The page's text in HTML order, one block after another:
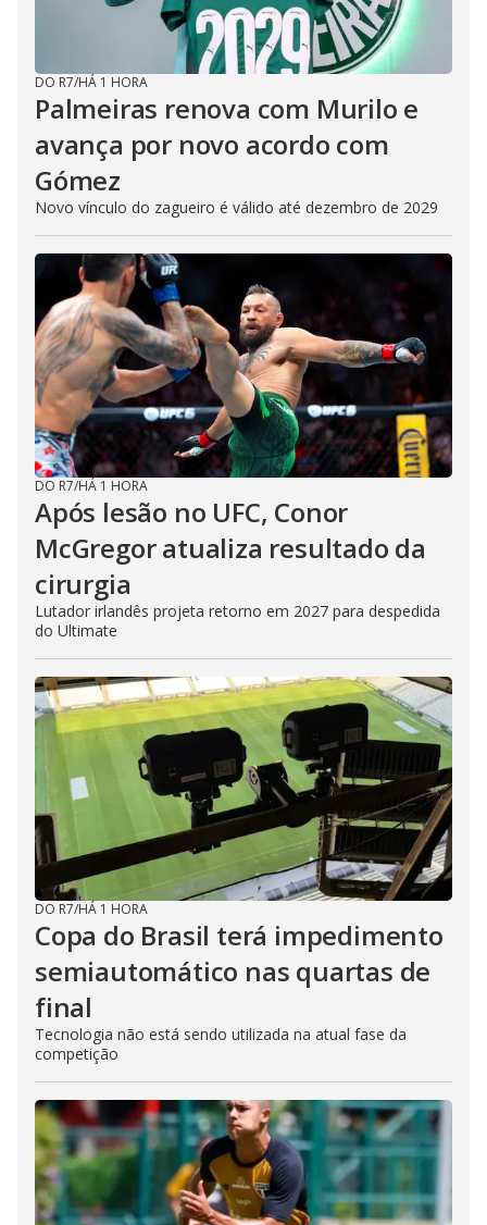
DO R7/HÁ 1 HORA
Palmeiras renova com Murilo e
avança por novo acordo com
Gómez
Novo vínculo do zagueiro é válido até dezembro de 2029
DO R7/HÁ 1 HORA
Após lesão no UFC, Conor
McGregor atualiza resultado da
cirurgia
Lutador irlandês projeta retorno em 2027 para despedida
do Ultimate
DO R7/HÁ 1 HORA
Copa do Brasil terá impedimento
semiautomático nas quartas de
final
Tecnologia não está sendo utilizada na atual fase da
competição